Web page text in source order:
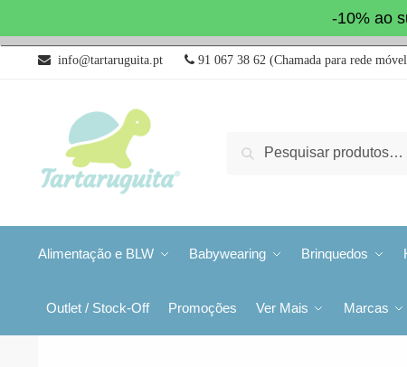
-10% ao
info@tartaruguita.pt 91 067 38 62 (Chamada para rede
Pesquisa
Alimentação e BLW Babywearing Brinquedos
Outlet / Stock-Off Promoções Ver Mais Marcas